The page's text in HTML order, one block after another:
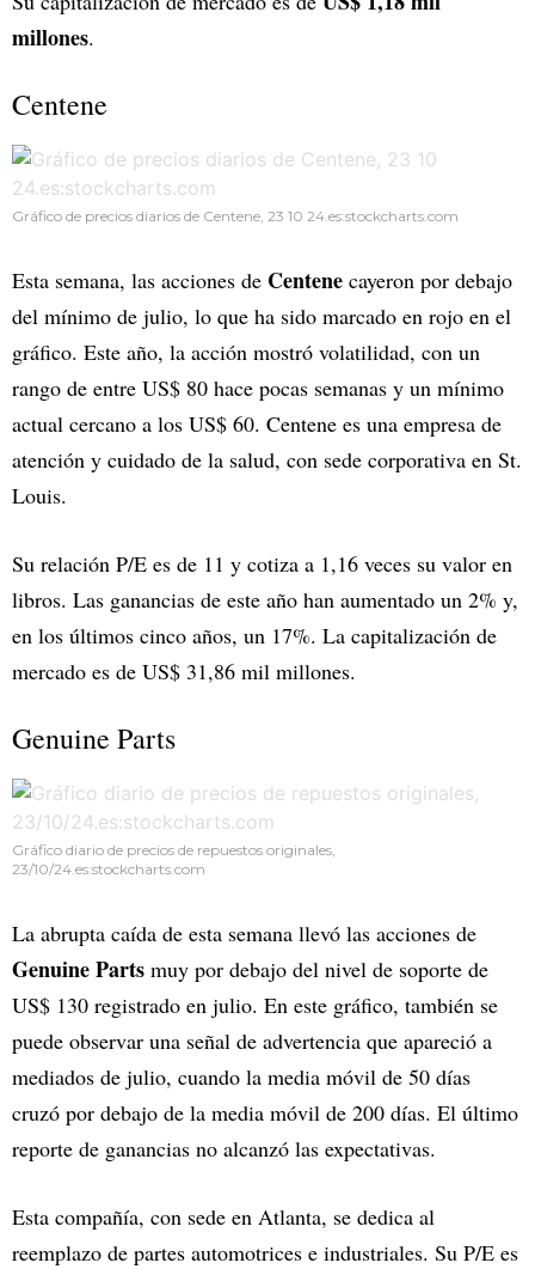
millones.
Centene
Gráfico de precios diarios de Centene, 23 10 24.es:stockcharts.com
Esta semana, las acciones de Centene cayeron por debajo
del mínimo de julio, lo que ha sido marcado en rojo en el
gráfico. Este año, la acción mostró volatilidad, con un
rango de entre US$ 80 hace pocas semanas y un mínimo
actual cercano a los US$ 60. Centene es una empresa de
atención y cuidado de la salud, con sede corporativa en St.
Louis.
Su relación P/E es de 11 y cotiza a 1,16 veces su valor en
libros. Las ganancias de este año han aumentado un 2% y,
en los últimos cinco años, un 17%. La capitalización de
mercado es de US$ 31,86 mil millones.
Genuine Parts
Gráfico diario de precios de repuestos originales,
23/10/24.es:stockcharts.com
La abrupta caída de esta semana llevó las acciones de
Genuine Parts muy por debajo del nivel de soporte de
US$ 130 registrado en julio. En este gráfico, también se
puede observar una señal de advertencia que apareció a
mediados de julio, cuando la media móvil de 50 días
cruzó por debajo de la media móvil de 200 días. El último
reporte de ganancias no alcanzó las expectativas.
Esta compañía, con sede en Atlanta, se dedica al
reemplazo de partes automotrices e industriales. Su P/E es